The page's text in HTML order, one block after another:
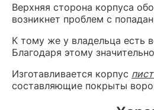
Верхняя сторона корпуса
возникнет проблем с
К тому же у владельца есть
Благодаря этому
Изготавливается корпус
составляющие покрыты